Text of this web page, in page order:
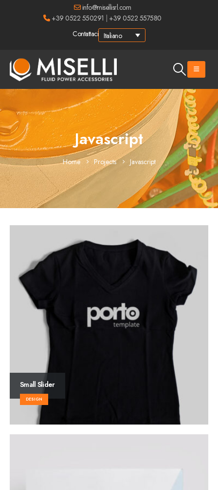
info@misellisrl.com
+39 0522 550291
+39 0522 557580
Contattaci Italiano
Javascript
Home Projects Javascript
Small Slider
DESIGN